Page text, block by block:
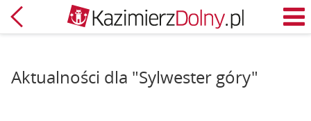
Powrót
Aktualności dla "Sylwester góry"